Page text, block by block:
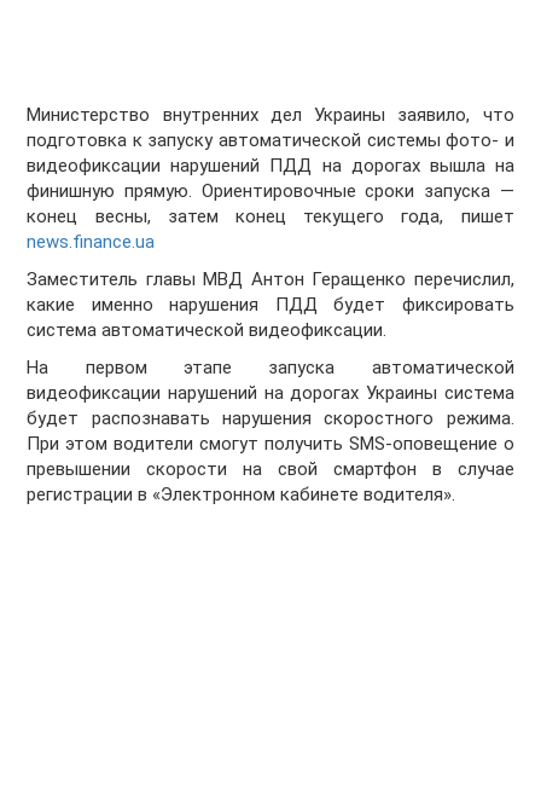
Министерство внутренних дел Украины заявило, что
подготовка к запуску автоматической системы фото- и
видеофиксации нарушений ПДД на дорогах вышла на
финишную прямую. Ориентировочные сроки запуска —
конец весны, затем конец текущего года, пишет
news.finance.ua
Заместитель главы МВД Антон Геращенко перечислил,
какие именно нарушения ПДД будет фиксировать
система автоматической видеофиксации.
На первом этапе запуска автоматической
видеофиксации нарушений на дорогах Украины система
будет распознавать нарушения скоростного режима.
При этом водители смогут получить SMS-оповещение о
превышении скорости на свой смартфон в случае
регистрации в «Электронном кабинете водителя».